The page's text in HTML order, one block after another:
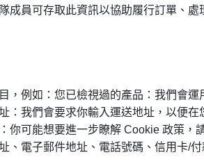
成員可存取此資訊以協助履行訂單、處
，例如：您已檢視過的產品：我們會
：我們會要求你輸入運送地址，以便
你可能想要進一步瞭解 Cookie 政策
、電子郵件地址、電話號碼、信用卡/